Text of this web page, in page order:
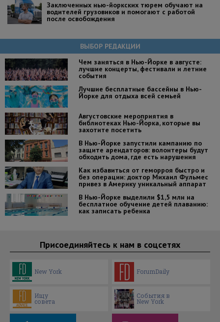
Заключенных нью-йоркских тюрем обучают на
водителей грузовиков и помогают с работой
после освобождения
ВЫБОР РЕДАКЦИИ
Чем заняться в Нью-Йорке в августе:
лучшие концерты, фестивали и летние
события
Лучшие бесплатные бассейны в Нью-
Йорке для отдыха всей семьей
Августовские мероприятия в
библиотеках Нью-Йорка, которые вы
захотите посетить
В Нью-Йорке запустили кампанию по
защите арендаторов: волонтеры будут
обходить дома, где есть нарушения
Как избавиться от геморроя быстро и
без операции: доктор Михаил Фульмес
привез в Америку уникальный аппарат
В Нью-Йорке выделили $1,5 млн на
бесплатное обучение детей плаванию:
как записать ребенка
Присоединяйтесь к нам в соцсетях
New York ForumDaily
Ищу
совета
События в
New York